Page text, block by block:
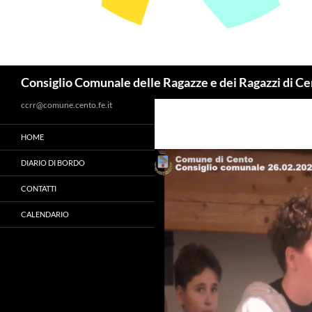
Consiglio Comunale delle Ragazze e dei Ragazzi di
ccrr@comune.cento.fe.it
HOME
DIARIO DI BORDO
CONTATTI
CALENDARIO